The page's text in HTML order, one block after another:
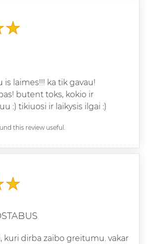
laimes!!! ka tik gavau!
butent toks, kokio ir
:) tikiuosi ir laikysis ilgai :)
this review useful.
kuri dirba zaibo greitumu. vakar